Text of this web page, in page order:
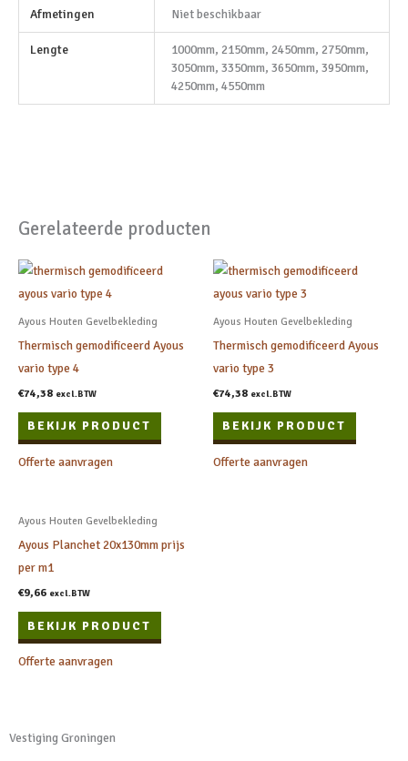
Afmetingen Niet beschikbaar
Lengte
1000mm, 2150mm, 2450mm, 2750mm,
3050mm, 3350mm, 3650mm, 3950mm,
4250mm, 4550mm
Gerelateerde producten
Ayous Houten Gevelbekleding
Thermisch gemodificeerd Ayous
vario type 4
€74,38 excl.BTW
BEKIJK PRODUCT
Offerte aanvragen
Ayous Houten Gevelbekleding
Thermisch gemodificeerd Ayous
vario type 3
€74,38 excl.BTW
BEKIJK PRODUCT
Offerte aanvragen
Ayous Houten Gevelbekleding
Ayous Planchet 20x130mm prijs
per m1
€9,66 excl.BTW
BEKIJK PRODUCT
Offerte aanvragen
Vestiging Groningen